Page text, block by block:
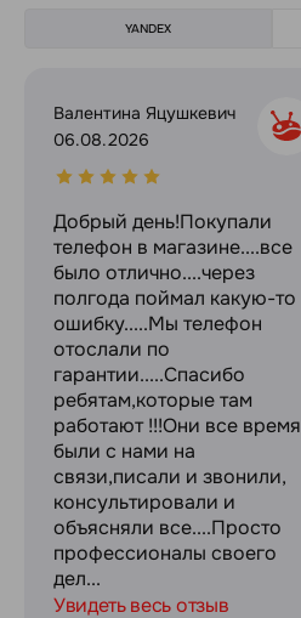
YANDEX
Валентина Яцушкевич
06.08.2026
Добрый день!Покупали
телефон в магазине....все
было отлично....через
полгода поймал какую-то
ошибку.....Мы телефон
отослали по
гарантии.....Спасибо
ребятам,которые там
работают !!!Они все время
были с нами на
связи,писали и звонили,
консультировали и
объясняли все....Просто
профессионалы своего
дел...
Увидеть весь отзыв